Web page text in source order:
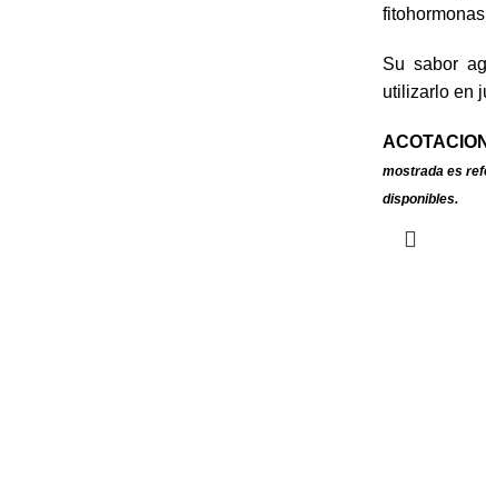
Su sabor
utilizarlo en
mostrada es
disponibles.